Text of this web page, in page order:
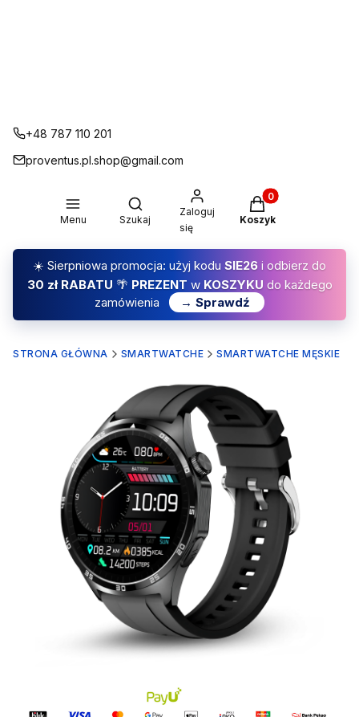
+48 787 110 201
proventus.pl.shop@gmail.com
Menu
Otwórz wyszukiwarkę
Szukaj
Zaloguj
się
Produkty w
Koszyk
☀️ Sierpniowa promocja: użyj kodu SIE26 i odbierz do
30 zł RABATU 🌴 PREZENT w KOSZYKU do każdego
zamówienia
→ Sprawdź
STRONA GŁÓWNA SMARTWATCHE SMARTWATCHE MĘSKIE